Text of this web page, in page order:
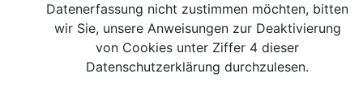
Datenerfassung nicht zustimmen möchten, bitten
wir Sie, unsere Anweisungen zur Deaktivierung
von Cookies unter Ziffer 4 dieser
Datenschutzerklärung durchzulesen.